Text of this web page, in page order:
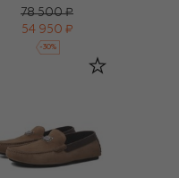
78 500 ₽
54 950 ₽
-30%